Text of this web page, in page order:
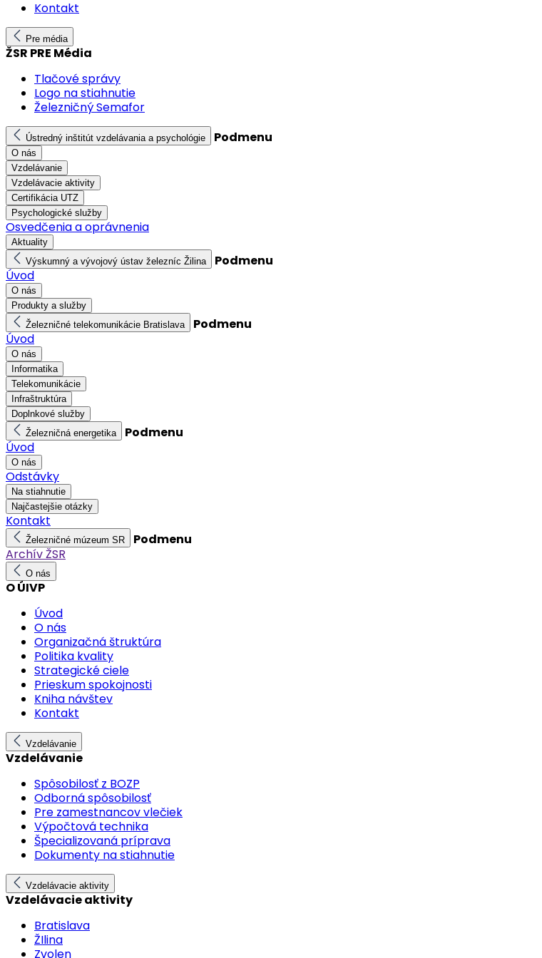
Kontakt
Pre média
ŽSR PRE Média
Tlačové správy
Logo na stiahnutie
Železničný Semafor
Ústredný inštitút vzdelávania a psychológie Podmenu
O nás
Vzdelávanie
Vzdelávacie aktivity
Certifikácia UTZ
Psychologické služby
Osvedčenia a oprávnenia
Aktuality
Výskumný a vývojový ústav železníc Žilina
Podmenu
Úvod
O nás
Produkty a služby
Železničné telekomunikácie Bratislava
Podmenu
Úvod
O nás
Informatika
Telekomunikácie
Infraštruktúra
Doplnkové služby
Železničná energetika
Podmenu
Úvod
O nás
Odstávky
Na stiahnutie
Najčastejšie otázky
Kontakt
Železničné múzeum SR
Podmenu
Archív ŽSR
O nás
O ÚIVP
Úvod
O nás
Organizačná štruktúra
Politika kvality
Strategické ciele
Prieskum spokojnosti
Kniha návštev
Kontakt
Vzdelávanie
Vzdelávanie
Spôsobilosť z BOZP
Odborná spôsobilosť
Pre zamestnancov vlečiek
Výpočtová technika
Špecializovaná príprava
Dokumenty na stiahnutie
Vzdelávacie aktivity
Vzdelávacie aktivity
Bratislava
ŽIlina
Zvolen